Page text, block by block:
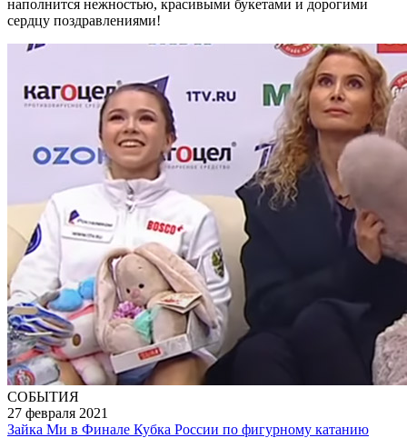
наполнится нежностью, красивыми букетами и дорогими
сердцу поздравлениями!
СОБЫТИЯ
27 февраля 2021
Зайка Ми в Финале Кубка России по фигурному катанию